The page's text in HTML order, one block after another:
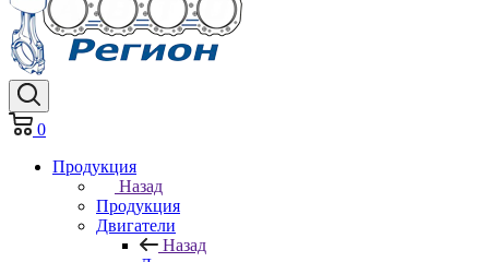
0
Продукция
Назад
Продукция
Двигатели
Назад